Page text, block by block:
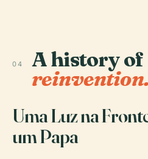
04 A history of
reinvention.
Uma Luz na
um Papa